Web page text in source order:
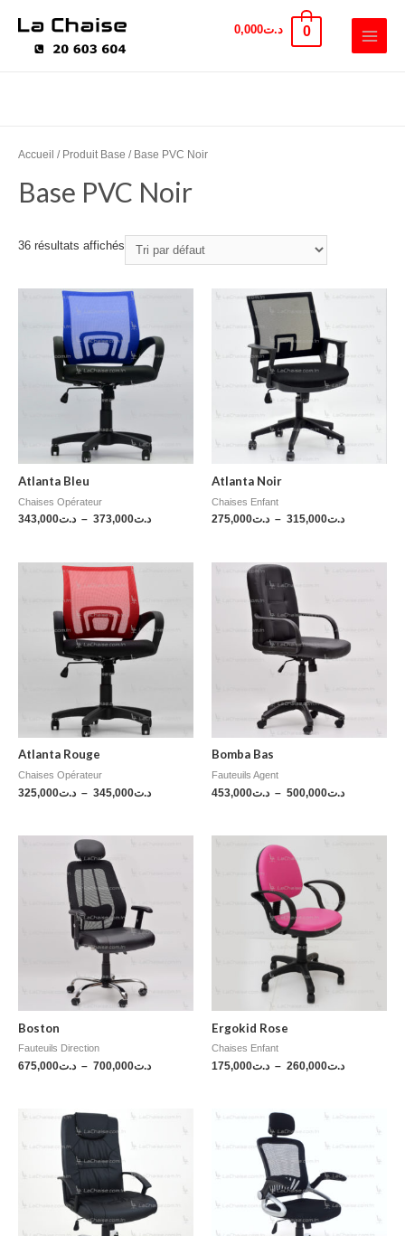
د.ت0,000 0
Accueil / Produit Base / Base PVC Noir
Base PVC Noir
36 résultats affichés
Atlanta Bleu
Chaises Opérateur
د.ت343,000 – د.ت373,000
Atlanta Noir
Chaises Enfant
د.ت275,000 – د.ت315,000
Atlanta Rouge
Chaises Opérateur
د.ت325,000 – د.ت345,000
Bomba Bas
Fauteuils Agent
د.ت453,000 – د.ت500,000
Boston
Fauteuils Direction
د.ت675,000 – د.ت700,000
Ergokid Rose
Chaises Enfant
د.ت175,000 – د.ت260,000